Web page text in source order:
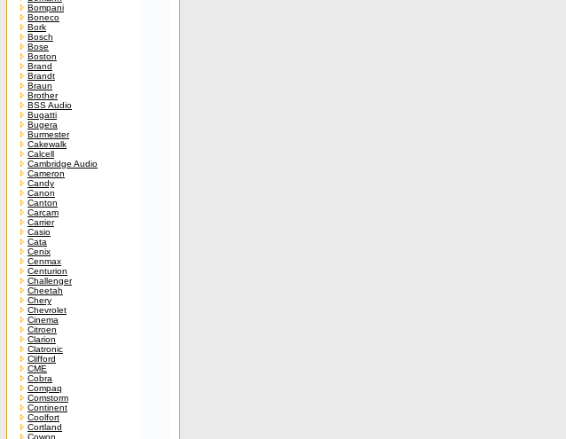
Bompani
Boneco
Bork
Bosch
Bose
Boston
Brand
Brandt
Braun
Brother
BSS Audio
Bugatti
Bugera
Burmester
Cakewalk
Calcell
Cambridge Audio
Cameron
Candy
Canon
Canton
Carcam
Carrier
Casio
Cata
Cenix
Cenmax
Centurion
Challenger
Cheetah
Chery
Chevrolet
Cinema
Citroen
Clarion
Clatronic
Clifford
CME
Cobra
Compaq
Comstorm
Continent
Coolfort
Cortland
Cowon